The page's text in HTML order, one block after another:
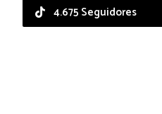
4.675 Seguidores